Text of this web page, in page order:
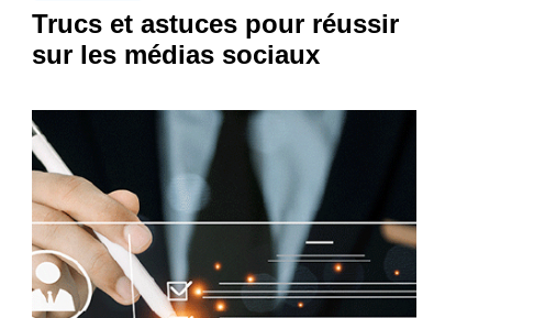
Trucs et astuces pour réussir
sur les médias sociaux